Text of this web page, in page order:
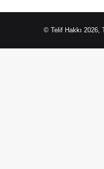
© Telif Hakkı 2026,